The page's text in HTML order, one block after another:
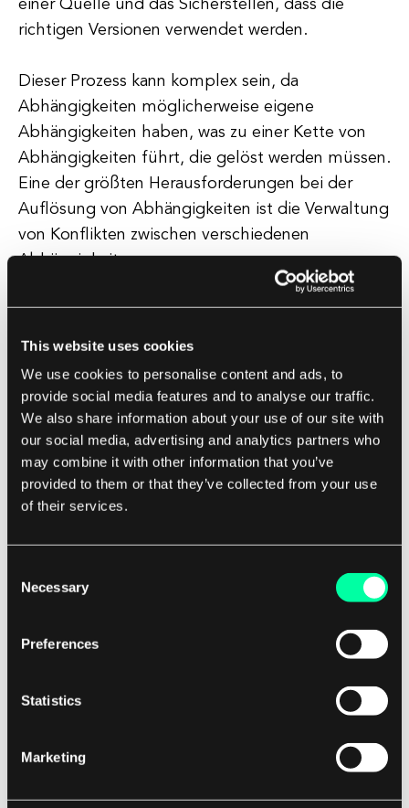
This website uses cookies
We use cookies to personalise content and ads, to
provide social media features and to analyse our traffic.
We also share information about your use of our site with
our social media, advertising and analytics partners who
may combine it with other information that you’ve
provided to them or that they’ve collected from your use
of their services.
Selection
Necessary
Preferences
Statistics
Marketing
einer Quelle und das Sicherstellen, dass die
richtigen Versionen verwendet werden.
Dieser Prozess kann komplex sein, da
Abhängigkeiten möglicherweise eigene
Abhängigkeiten haben, was zu einer Kette von
Abhängigkeiten führt, die gelöst werden müssen.
Eine der größten Herausforderungen bei der
Auflösung von Abhängigkeiten ist die Verwaltung
von Konflikten zwischen verschiedenen
Abhängigkeiten.
Wenn beispielsweise zwei Abhängigkeiten
unterschiedliche Versionen derselben Bibliothek
finden, diesen Konflikt zu lösen und
sicherzustellen, dass das Projekt weiterhin
erfolgreich erstellt werden kann. Werkzeuge wie
Paketmanager werden häufig verwendet, um den
Prozess der Auflösung von Abhängigkeiten zu
automatisieren.
Abhängigkeiten zu verwalten, Versionen zu
Abhängigkeiten für ein Projekt installiert sind.
ein kritischer Aspekt der Softwareentwicklung,
der sicherstellt, dass Projekte korrekt erstellt
werden und wie beabsichtigt funktionieren.
Durch die effektive Verwaltung von